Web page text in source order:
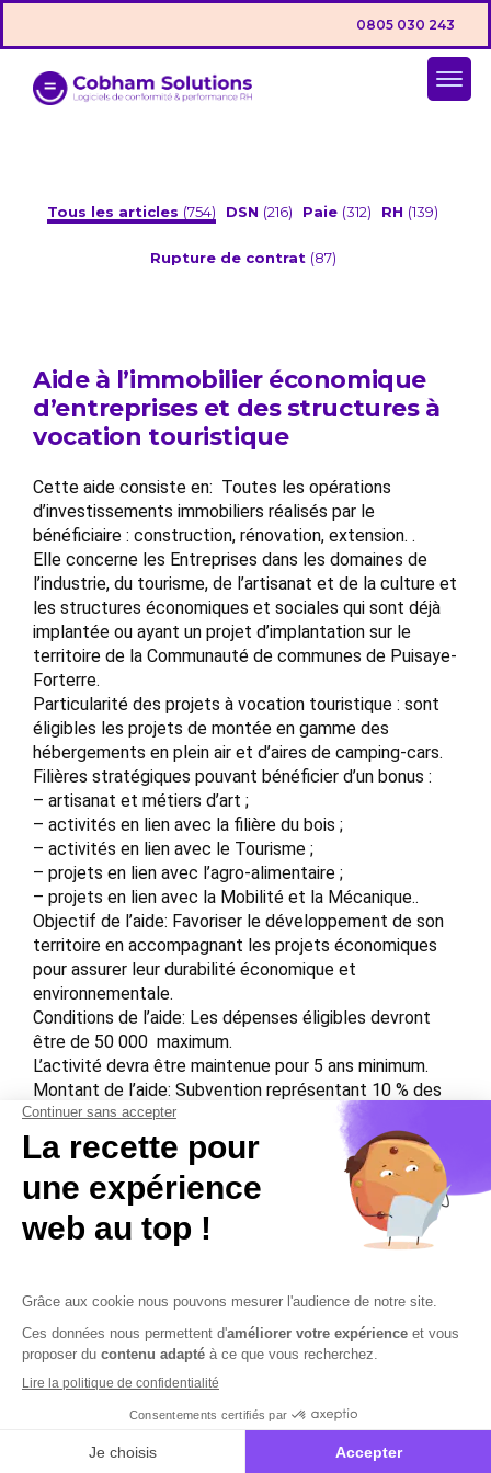
0805 030 243
Tous les articles (754) DSN (216) Paie (312) RH (139)
Rupture de contrat (87)
Aide à l’immobilier économique
d’entreprises et des structures à
vocation touristique
Cette aide consiste en: Toutes les opérations
d’investissements immobiliers réalisés par le
bénéficiaire : construction, rénovation, extension. .
Elle concerne les Entreprises dans les domaines de
l’industrie, du tourisme, de l’artisanat et de la culture et
les structures économiques et sociales qui sont déjà
implantée ou ayant un projet d’implantation sur le
territoire de la Communauté de communes de Puisaye-
Forterre.
Particularité des projets à vocation touristique : sont
éligibles les projets de montée en gamme des
hébergements en plein air et d’aires de camping-cars.
Filières stratégiques pouvant bénéficier d’un bonus :
– artisanat et métiers d’art ;
– activités en lien avec la filière du bois ;
– activités en lien avec le Tourisme ;
– projets en lien avec l’agro-alimentaire ;
– projets en lien avec la Mobilité et la Mécanique..
Objectif de l’aide: Favoriser le développement de son
territoire en accompagnant les projets économiques
pour assurer leur durabilité économique et
environnementale.
Conditions de l’aide: Les dépenses éligibles devront
être de 50 000  maximum.
L’activité devra être maintenue pour 5 ans minimum.
Montant de l’aide: Subvention représentant 10 % des
investissements éligibles, dans la limite de 5 000 .
Pour les filières stratégiques : subvention représentant
20 % des investissements éligibles, dans la limite de
10 000 .
Contactez-nous Mentions légales
Plan du site
Sécurisation des données
Conditions Générales de Vente et d’Utilisation
Copyright © 2026 Cobham Solutions | Logiciel de conformité et
performance en PAIE, DSN et RH – Tous droits réservés